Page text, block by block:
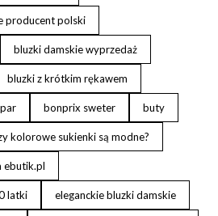
producent polski
bluzki damskie wyprzedaż
bluzki z krótkim rękawem
bonprix sweter buty
kolorowe sukienki są modne?
ebutik.pl
latki eleganckie bluzki damskie